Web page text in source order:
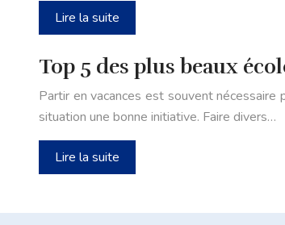
Lire la suite
Top 5 des plus beaux
Partir en vacances est souvent
situation une bonne initiative. Faire divers…
Lire la suite